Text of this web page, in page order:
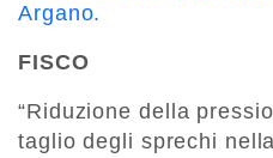
Argano.
FISCO
“Riduzione della
taglio degli sprechi